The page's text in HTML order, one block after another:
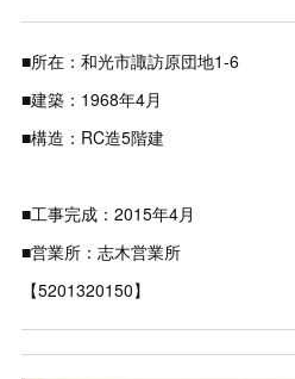
■所在：和光市諏訪原団地1-6
■建築：1968年4月
■構造：RC造5階建
■工事完成：2015年4月
■営業所：志木営業所
【5201320150】